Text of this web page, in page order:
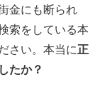
金にも断られ
索をしている本
さい。本当に正
たか？